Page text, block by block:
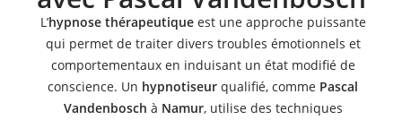
L’hypnose thérapeutiqueest une approche puissante
qui permet de traiter divers troubles émotionnels et
comportementaux en induisant un état modifié de
conscience. Un hypnotiseur qualifié, comme Pascal
Vandenbosch à Namur, utilise des techniques